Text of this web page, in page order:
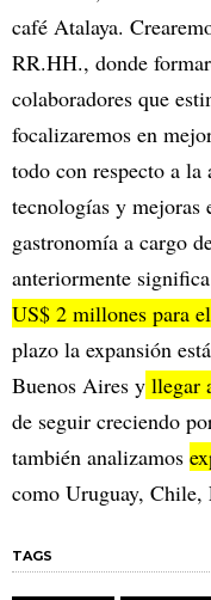
café Atalaya.
RR.HH., donde
colaboradores que
focalizaremos en
todo con respecto a
tecnologías y mejoras
gastronomía a cargo
anteriormente significa
US$ 2 millones para
plazo la expansión
Buenos Aires y llegar
de seguir creciendo
también analizamos
como Uruguay, Chile,
TAGS